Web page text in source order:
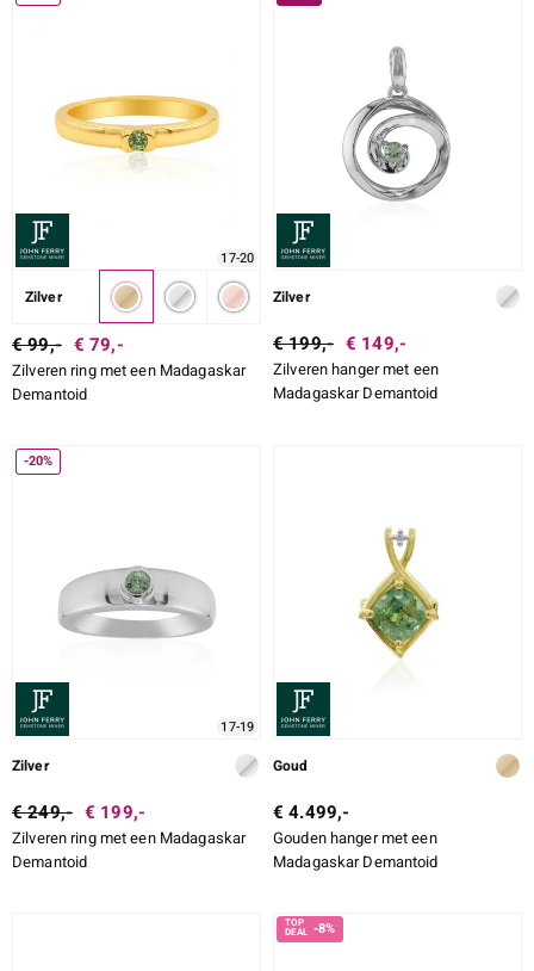
ZETTING
17-20
Zilver
€ 99,- € 79,-
Zilveren ring met een Madagaskar
Demantoid
Zilver
€ 199,- € 149,-
Zilveren hanger met een
Madagaskar Demantoid
-20%
17-19
Zilver
€ 249,- € 199,-
Zilveren ring met een Madagaskar
Demantoid
Goud
€ 4.499,-
Gouden hanger met een
Madagaskar Demantoid
-8%